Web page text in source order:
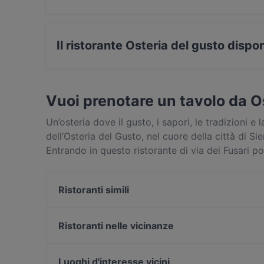
Il ristorante Osteria del gusto
Vuoi prenotare un tavolo da
Un’osteria dove il gusto, i sapori, le tradizioni e
dell’Osteria del Gusto, nel cuore della città di
Entrando in questo ristorante di via dei Fusari
l’amore per i prodotti genuini che caratterizza i
interna e che testimonia un’attenzione ai
Ristoranti simili
Il Masgalano
Ristoranti nelle vicinanze
Luoghi d'interesse vicini